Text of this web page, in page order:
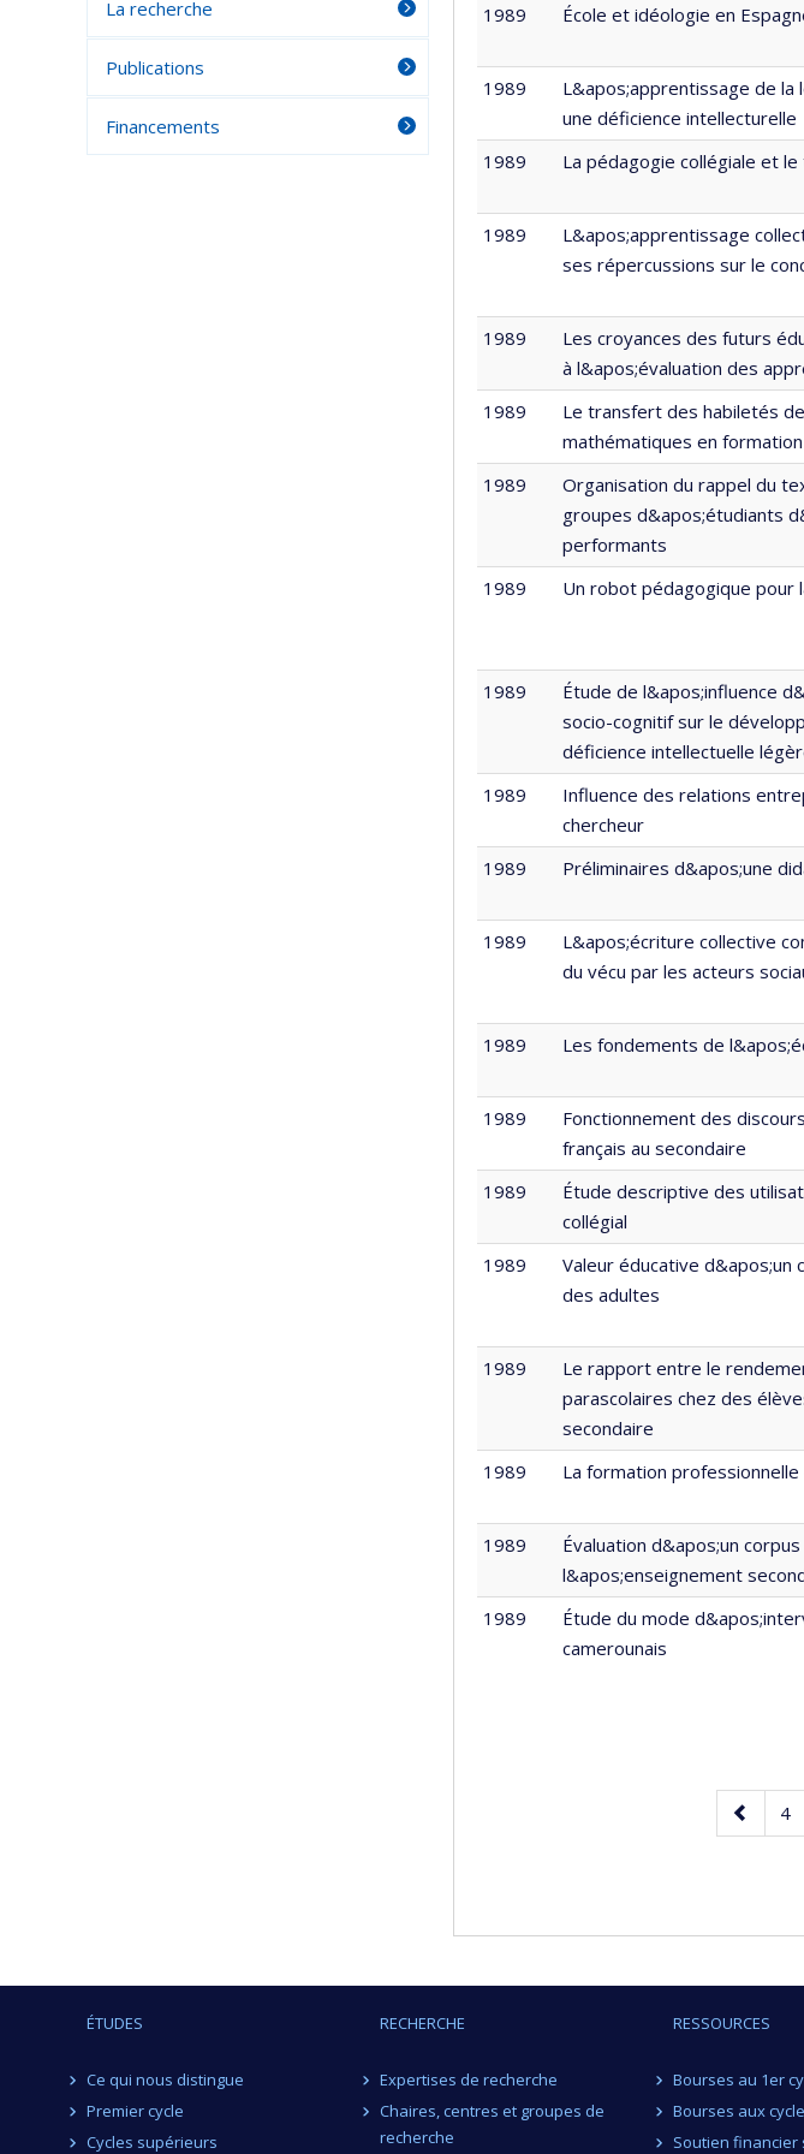
1989
École et idéologie en
1989
L&apos;apprentissage de
une déficience intellecturelle
1989
La pédagogie collégiale et
1989
L&apos;apprentissage
ses répercussions sur le
1989
Les croyances des futurs
à l&apos;évaluation des
1989
Le transfert des habiletés
mathématiques en
1989
Organisation du rappel du
groupes d&apos;étudiants
performants
1989 Un robot pédagogique pour
1989
Étude de l&apos;influence
socio-cognitif sur le
déficience intellectuelle
1989
Influence des relations
chercheur
1989
Préliminaires d&apos;une
1989
L&apos;écriture collective
du vécu par les acteurs
1989
Les fondements de
1989
Fonctionnement des
français au secondaire
1989
Étude descriptive des
collégial
1989
Valeur éducative
des adultes
1989
Le rapport entre le
parascolaires chez des
secondaire
1989 La formation
1989
Évaluation d&apos;un
l&apos;enseignement
1989
Étude du mode
camerounais
Page
4
La recherche
Publications
Financements
ÉTUDES
Ce qui nous distingue
Premier cycle
Cycles supérieurs
RECHERCHE
Expertises de recherche
Chaires, centres et groupes de
recherche
RESSOURCES
Bourses au 1er
Bourses aux
Soutien financier